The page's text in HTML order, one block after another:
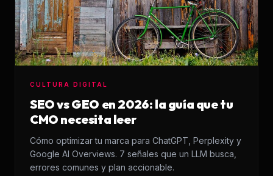
CULTURA DIGITAL
SEO vs GEO en 2026: la guía que tu
CMO necesita leer
Cómo optimizar tu marca para ChatGPT, Perplexity y
Google AI Overviews. 7 señales que un LLM busca,
errores comunes y plan accionable.